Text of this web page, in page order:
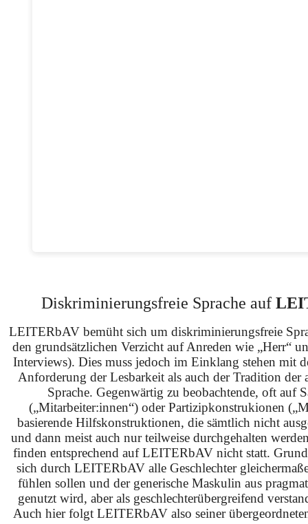
Diskriminierungsfreie Sprache auf
LEITERbAV bemüht sich um diskriminierungsfreie
den grundsätzlichen Verzicht auf Anreden wie „Herr“
Interviews). Dies muss jedoch im Einklang stehen mit
Anforderung der Lesbarkeit als auch der Tradition der
Sprache. Gegenwärtig zu beobachtende, oft auf
(„Mitarbeiter:innen“) oder Partizipkonstrukionen
basierende Hilfskonstruktionen, die sämtlich nicht
und dann meist auch nur teilweise durchgehalten
finden entsprechend auf LEITERbAV nicht statt.
sich durch LEITERbAV alle Geschlechter
fühlen sollen und der generische Maskulin aus
genutzt wird, aber als geschlechterübergreifend
Auch hier folgt LEITERbAV also seiner